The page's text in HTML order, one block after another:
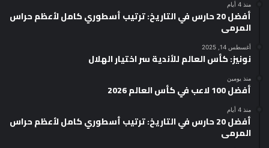
منذ 4 أيام
أفضل 20 حارس في التاريخ: ترتيب أسطوري كامل لأعظم حراس
المرمى
أغسطس 14, 2025
نونيز: كأس العالم للأندية سر اختيار الهلال
منذ يومين
أفضل 100 لاعب في كأس العالم 2026
منذ 4 أيام
أفضل 20 حارس في التاريخ: ترتيب أسطوري كامل لأعظم حراس
المرمى